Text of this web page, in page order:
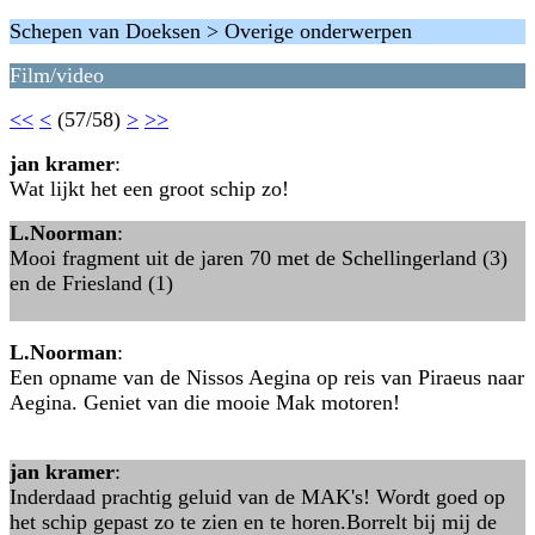
Schepen van Doeksen > Overige onderwerpen
Film/video
<< < (57/58) > >>
jan kramer:
Wat lijkt het een groot schip zo!
L.Noorman:
Mooi fragment uit de jaren 70 met de Schellingerland (3)
en de Friesland (1)
L.Noorman:
Een opname van de Nissos Aegina op reis van Piraeus naar
Aegina. Geniet van die mooie Mak motoren!
jan kramer:
Inderdaad prachtig geluid van de MAK's! Wordt goed op
het schip gepast zo te zien en te horen.Borrelt bij mij de